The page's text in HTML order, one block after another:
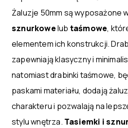
Żaluzje 50mm są wyposażone
sznurkowelub taśmowe,
elementem ich konstrukcji.
zapewniają klasyczny i
natomiast drabinki taśmowe,
paskami materiału, dodają
charakteru i pozwalają na
stylu wnętrza. Tasiemki i